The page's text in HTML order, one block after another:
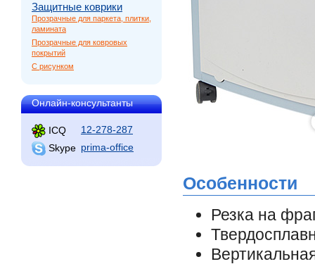
Защитные коврики
Прозрачные для паркета, плитки,
ламината
Прозрачные для ковровых
покрытий
С рисунком
Онлайн-консультанты
ICQ
12-278-287
Skype prima-office
Особенности
Резка на